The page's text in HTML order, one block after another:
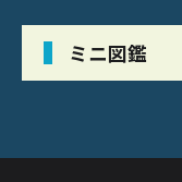
ミニ図鑑